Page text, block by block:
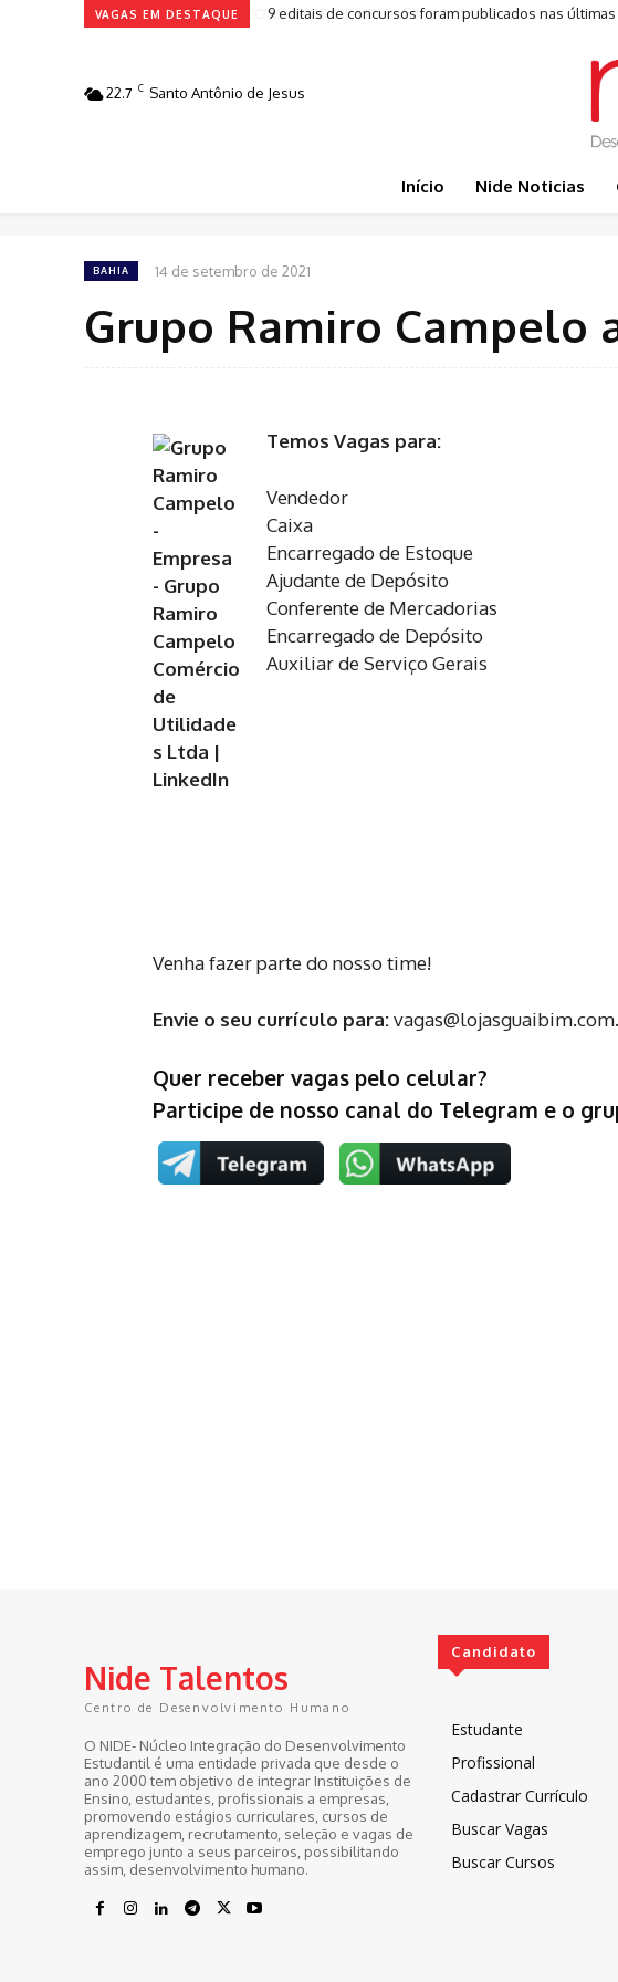
VAGAS EM DESTAQUE 9 editais de concursos foram publicados nas últimas
22.7 C Santo Antônio de Jesus
Início Nide Noticias
BAHIA 14 de setembro de 2021
Grupo Ramiro Campelo
Temos Vagas para:
Vendedor
Caixa
Encarregado de Estoque
Ajudante de Depósito
Conferente de Mercadorias
Encarregado de Depósito
Auxiliar de Serviço Gerais
Venha fazer parte do nosso time!
Envie o seu currículo para:
Quer receber vagas pelo celular?
Participe de nosso canal do Telegram e o
Nide Talentos
Centro de Desenvolvimento Humano
O NIDE- Núcleo Integração do Desenvolvimento
Estudantil é uma entidade privada que desde o
ano 2000 tem objetivo de integrar Instituições de
Ensino, estudantes, profissionais a empresas,
promovendo estágios curriculares, cursos de
aprendizagem, recrutamento, seleção e vagas de
emprego junto a seus parceiros, possibilitando
assim, desenvolvimento humano.
Candidato
Estudante
Profissional
Cadastrar Currículo
Buscar Vagas
Buscar Cursos